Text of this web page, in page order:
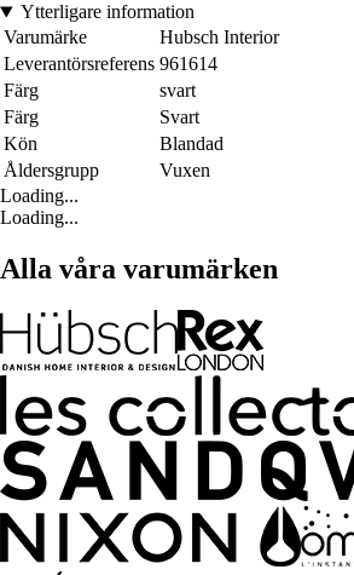
Ytterligare information
Varumärke
Hubsch Interior
Leverantörsreferens 961614
Färg
svart
Färg
Svart
Kön
Blandad
Åldersgrupp
Vuxen
Loading...
Loading...
Alla våra varumärken